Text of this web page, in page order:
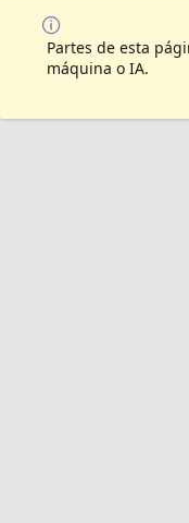
Partes de esta
máquina o IA.